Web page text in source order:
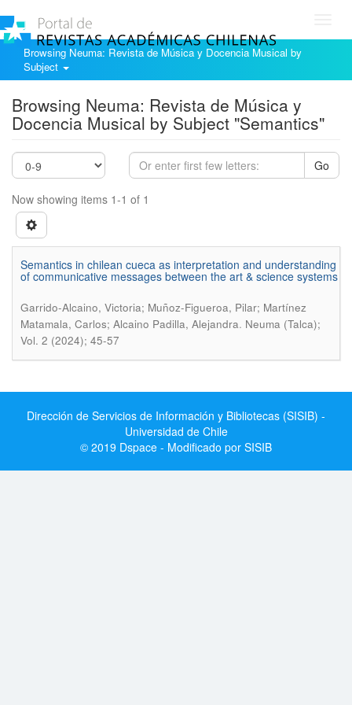
Browsing Neuma: Revista de Música y Docencia Musical by
Subject
Browsing Neuma: Revista de Música y
Docencia Musical by Subject "Semantics"
Go
Now showing items 1-1 of 1
Semantics in chilean cueca as interpretation and understanding
of communicative messages between the art & science systems
Garrido-Alcaino, Victoria; Muñoz-Figueroa, Pilar; Martínez
Matamala, Carlos; Alcaino Padilla, Alejandra. Neuma (Talca);
Vol. 2 (2024); 45-57
Dirección de Servicios de Información y Bibliotecas (SISIB) -
Universidad de Chile
© 2019 Dspace - Modificado por SISIB